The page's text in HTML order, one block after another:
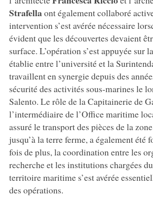
Strafellaont également collaboré
intervention s’est avérée nécessaire
évident que les découvertes devaient
surface. L’opération s’est appuyée sur
établie entre l’université et la
travaillent en synergie depuis des
sécurité des activités sous-marines le
Salento. Le rôle de la Capitainerie de
l’intermédiaire de l’Office maritime
assuré le transport des pièces de la
jusqu’à la terre ferme, a également été
fois de plus, la coordination entre les
recherche et les institutions chargées
territoire maritime s’est avérée
des opérations.